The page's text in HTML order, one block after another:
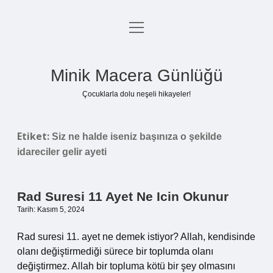
Anasayfa
menüyü
Minik Macera Günlüğü
Çocuklarla dolu neşeli hikayeler!
Etiket: Siz ne halde iseniz başınıza o şekilde
idareciler gelir ayeti
Rad Suresi 11 Ayet Ne Icin Okunur
Tarih: Kasım 5, 2024
Rad suresi 11. ayet ne demek istiyor? Allah, kendisinde
olanı değiştirmediği sürece bir toplumda olanı
değiştirmez. Allah bir topluma kötü bir şey olmasını